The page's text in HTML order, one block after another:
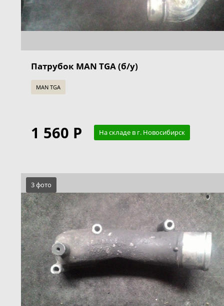
Патрубок MAN TGA (б/у)
MAN TGA
1 560 Р На складе в г. Новосибирск
3 фото